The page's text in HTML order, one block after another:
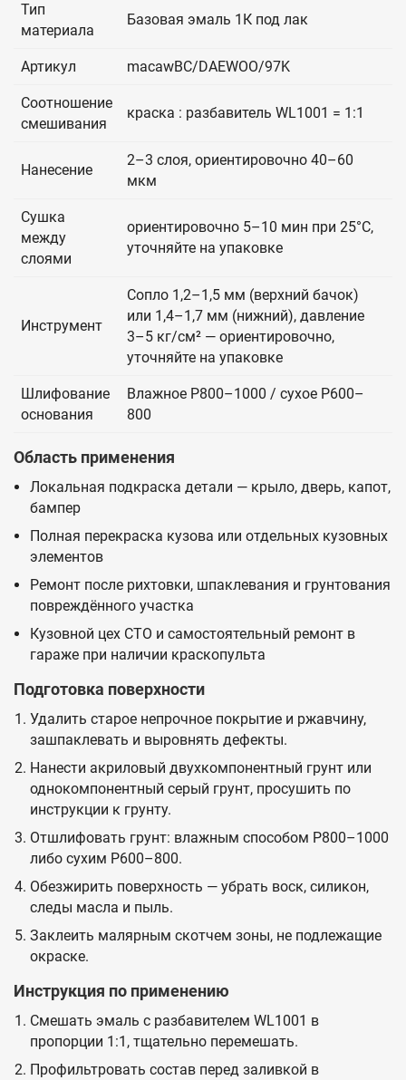
Тип
материала
Базовая эмаль 1К под лак
Артикул macawBC/DAEWOO/97K
Соотношение
смешивания
краска : разбавитель WL1001 = 1:1
Нанесение
2–3 слоя, ориентировочно 40–60
мкм
Сушка
между
слоями
ориентировочно 5–10 мин при 25°C,
уточняйте на упаковке
Инструмент
Сопло 1,2–1,5 мм (верхний бачок)
или 1,4–1,7 мм (нижний), давление
3–5 кг/см² — ориентировочно,
уточняйте на упаковке
Шлифование
основания
Влажное P800–1000 / сухое P600–
800
Область применения
Локальная подкраска детали — крыло, дверь, капот,
бампер
Полная перекраска кузова или отдельных кузовных
элементов
Ремонт после рихтовки, шпаклевания и грунтования
повреждённого участка
Кузовной цех СТО и самостоятельный ремонт в
гараже при наличии краскопульта
Подготовка поверхности
Удалить старое непрочное покрытие и ржавчину,
зашпаклевать и выровнять дефекты.
Нанести акриловый двухкомпонентный грунт или
однокомпонентный серый грунт, просушить по
инструкции к грунту.
Отшлифовать грунт: влажным способом P800–1000
либо сухим P600–800.
Обезжирить поверхность — убрать воск, силикон,
следы масла и пыль.
Заклеить малярным скотчем зоны, не подлежащие
окраске.
Инструкция по применению
Смешать эмаль с разбавителем WL1001 в
пропорции 1:1, тщательно перемешать.
Профильтровать состав перед заливкой в